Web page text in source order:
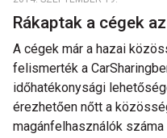
Rákaptak a cégek
A cégek már a hazai
felismerték a
időhatékonysági
érezhetően nőtt a
magánfelhasználók száma